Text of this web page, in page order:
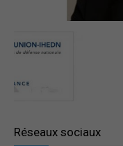
Réseaux sociaux